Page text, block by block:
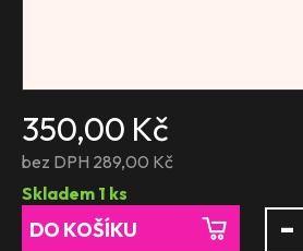
350,00 Kč
bez DPH 289,00 Kč
Skladem 1 ks
DO KOŠÍKU -